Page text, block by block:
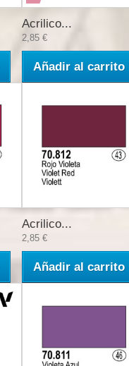
Acrilico...
2,85 €
Añadir al carrito
Acrilico...
2,85 €
Añadir al carrito